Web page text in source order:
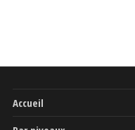
Accueil